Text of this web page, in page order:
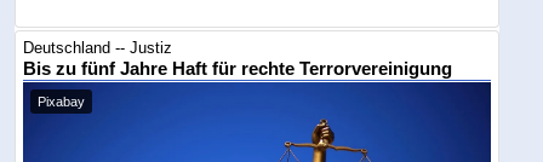
Deutschland -- Justiz
Bis zu fünf Jahre Haft für rechte Terrorvereinigung
Pixabay